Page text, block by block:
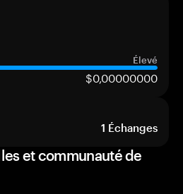
Élevé
$0,00000000
1 Échanges
et communauté de